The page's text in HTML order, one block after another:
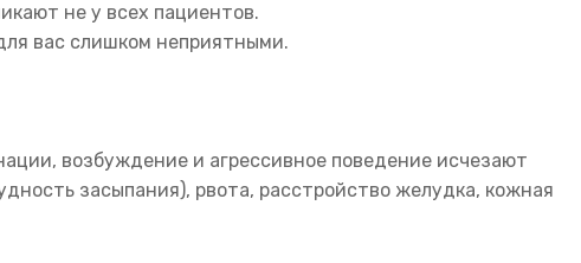
не у всех пациентов.
вас слишком неприятными.
возбуждение и агрессивное поведение исчезают
засыпания), рвота, расстройство желудка, кожная